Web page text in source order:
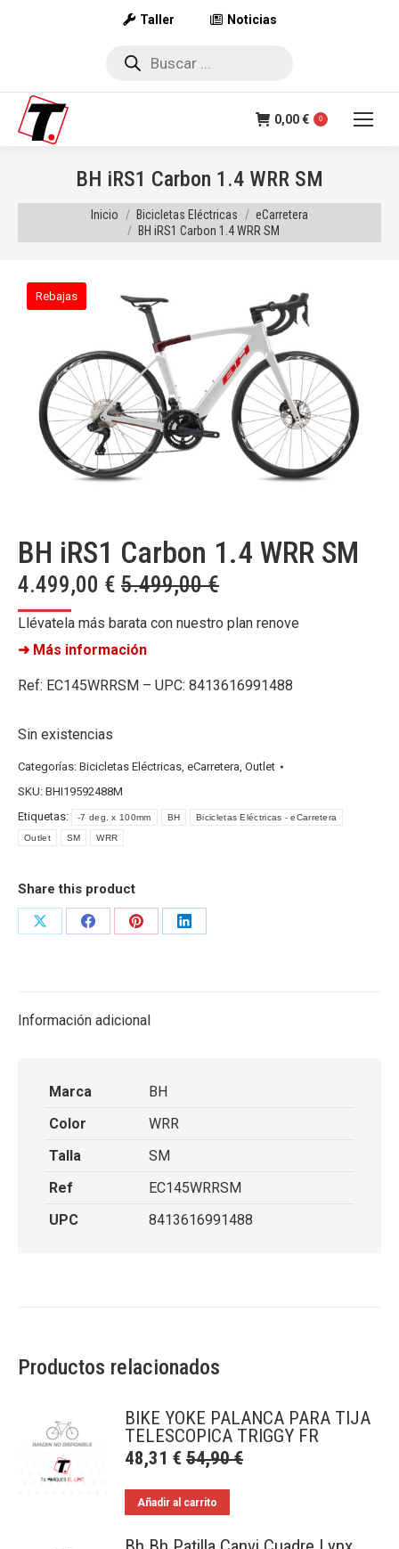
Taller Noticias
Búsqueda
0,00€ 0
BH iRS1 Carbon 1.4 WRR SM
Estás aquí:
Inicio Bicicletas Eléctricas
eCarretera
BH iRS1 Carbon 1.4 WRR SM
Rebajas
BH iRS1 Carbon 1.4 WRR SM
4.499,00 € 5.499,00€
Llévatela más barata con nuestro plan renove
➜ Más información
Ref: EC145WRRSM – UPC: 8413616991488
Sin existencias
Categorías: Bicicletas Eléctricas, eCarretera, Outlet
SKU: BHI19592488M
Etiquetas:
-7 deg. x 100mm BH Bicicletas Eléctricas - eCarretera
Outlet SM WRR
Share this product
Share
Share
Share
Share
Información adicional
Marca
BH
Color
WRR
Talla
SM
Ref
EC145WRRSM
UPC
8413616991488
Productos relacionados
BIKE YOKE PALANCA PARA TIJA
TELESCOPICA TRIGGY FR
48,31 € 54,90€
Añadir al carrito